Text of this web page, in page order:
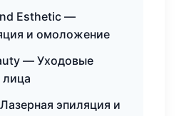
Esthetic —
и омоложение
— Уходовые
эпиляция и